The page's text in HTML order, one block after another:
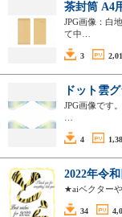
茶封筒 A4
JPG画像：白
て中…
3
ドット雲
JPG画像です
4
2022年令
★aiベクター
34